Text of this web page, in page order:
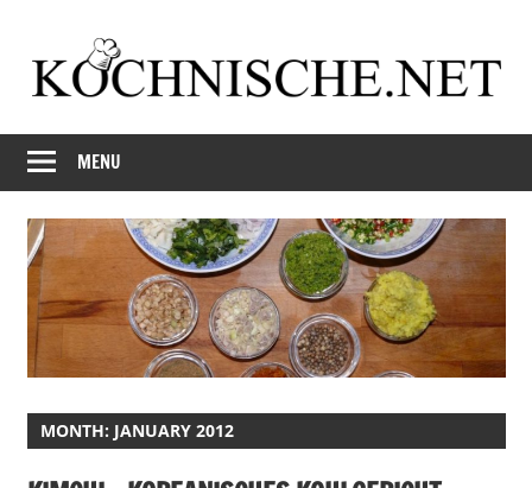
content
Kochnische.net
another
Foodblog
MENU
MONTH: JANUARY 2012